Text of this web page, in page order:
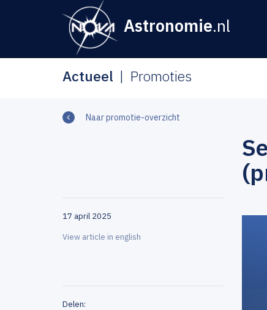
Astronomie.nl
Actueel Promoties
Naar promotie-overzicht
17 april 2025
View article in english
Delen: